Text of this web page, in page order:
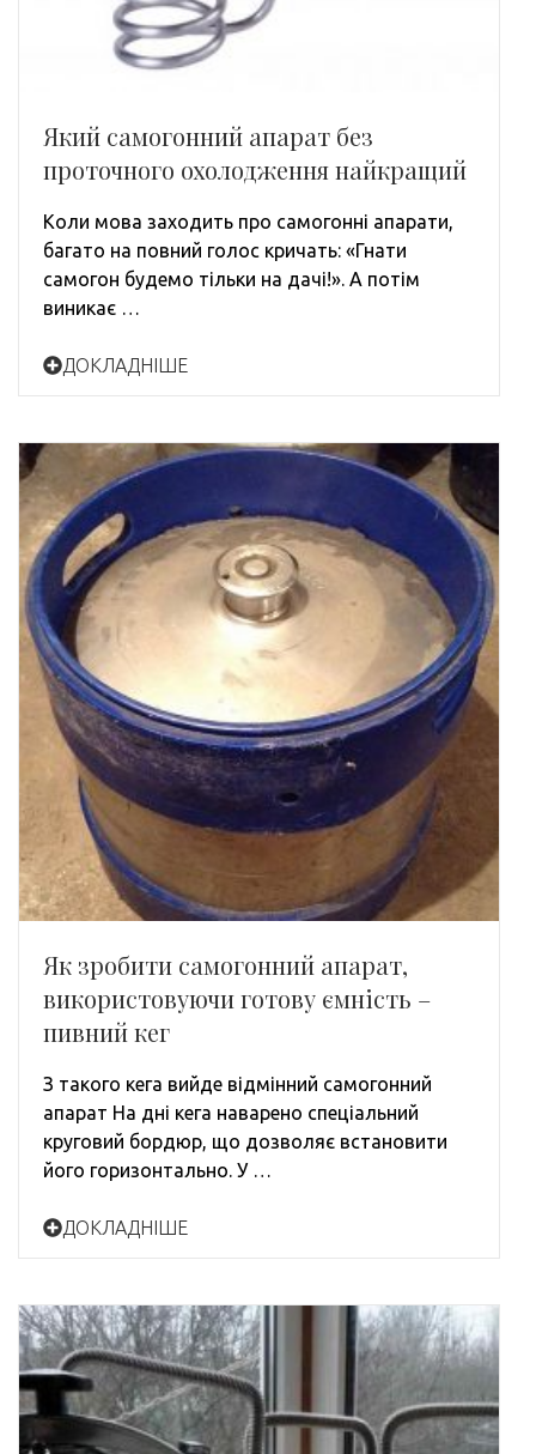
Який самогонний апарат без
проточного охолодження найкращий
Коли мова заходить про самогонні апарати,
багато на повний голос кричать: «Гнати
самогон будемо тільки на дачі!». А потім
виникає …
ДОКЛАДНІШЕ
Як зробити самогонний апарат,
використовуючи готову ємність –
пивний кег
З такого кега вийде відмінний самогонний
апарат На дні кега наварено спеціальний
круговий бордюр, що дозволяє встановити
його горизонтально. У …
ДОКЛАДНІШЕ